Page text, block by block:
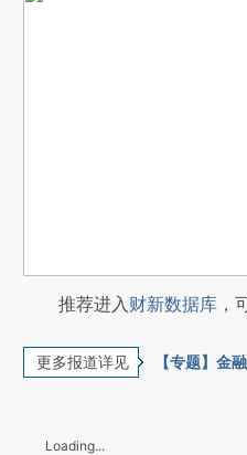
推荐进入财新数据库 ，
更多报道详见 【专题】金
Loading...